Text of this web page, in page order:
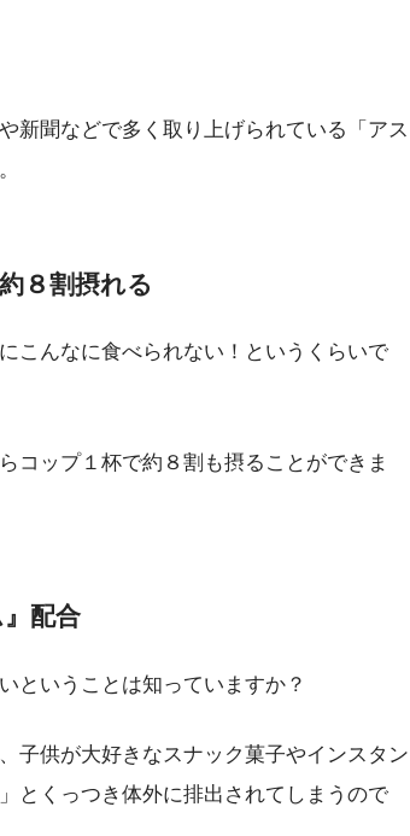
新聞などで多く取り上げられている「アス
８割摂れる
こんなに食べられない！というくらいで
コップ１杯で約８割も摂ることができま
配合
ということは知っていますか？
子供が大好きなスナック菓子やインスタン
とくっつき体外に排出されてしまうので